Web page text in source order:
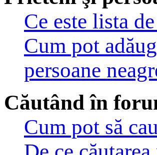
Ce este lista
Cum pot
persoane
Căutând în
Cum pot să